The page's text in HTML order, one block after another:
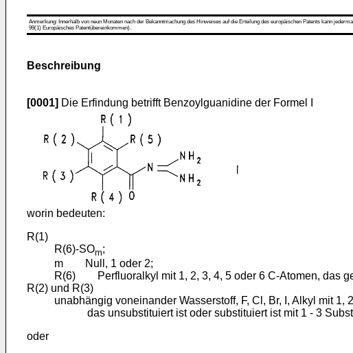
Anmerkung: Innerhalb von neun Monaten nach der Bekanntmachung des Hinweises auf die Erteilung des europäischen Patents kann
99(1) Europäisches Patentübereinkommen).
Beschreibung
[0001] Die Erfindung betrifft Benzoylguanidine der Formel I
worin bedeuten:
R(1)
R(6)-SOm;
m Null, 1 oder 2;
R(6) Perfluoralkyl mit 1, 2, 3, 4, 5 oder 6 C-Atomen, das
R(2) und R(3)
unabhängig voneinander Wasserstoff, F, Cl, Br, I, Alkyl mit
das unsubstituiert ist oder substituiert ist mit 1 - 3
oder